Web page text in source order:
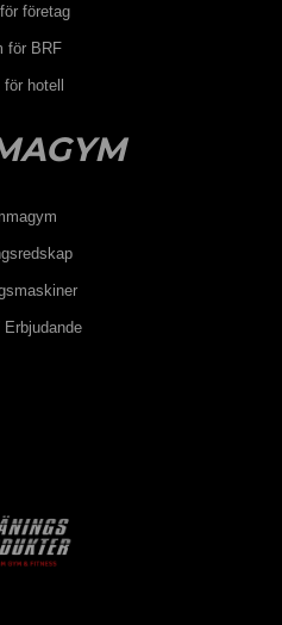
företag
för BRF
hotell
Erbjudande